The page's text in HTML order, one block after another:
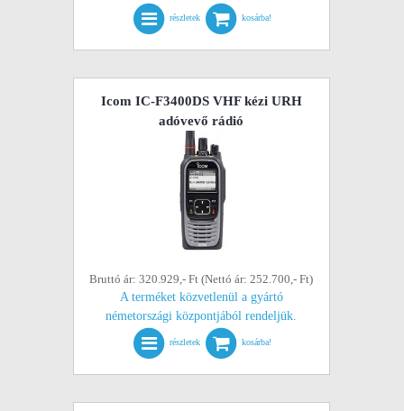
részletek kosárba!
Icom IC-F3400DS VHF kézi URH
adóvevő rádió
Bruttó ár: 320.929,- Ft (Nettó ár: 252.700,- Ft)
A terméket közvetlenül a gyártó
németországi központjából rendeljük.
részletek kosárba!